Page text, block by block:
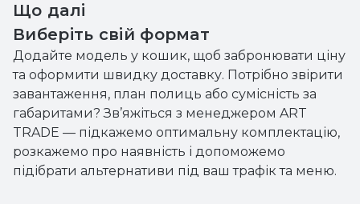
Що далі
Виберіть свій формат
Додайте модель у кошик, щоб забронювати ціну
та оформити швидку доставку. Потрібно звірити
завантаження, план полиць або сумісність за
габаритами? Зв’яжіться з менеджером ART
TRADE — підкажемо оптимальну комплектацію,
розкажемо про наявність і допоможемо
підібрати альтернативи під ваш трафік та меню.